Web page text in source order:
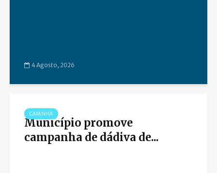
4 Agosto, 2026
CAMINHA
Município promove
campanha de dádiva de...